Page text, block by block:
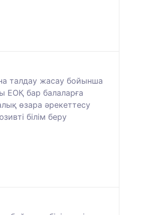
талдау жасау бойынша
ЕОҚ бар балаларға
өзара әрекеттесу
білім беру